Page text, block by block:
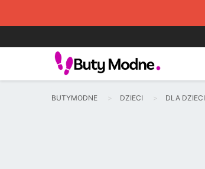
BUTYMODNE DZIECI DLA DZIECI